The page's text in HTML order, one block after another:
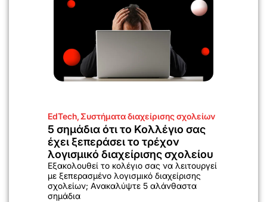
EdTech,Συστήματα διαχείρισης σχολείων
5 σημάδια ότι το Κολλέγιο σας
έχει ξεπεράσει το τρέχον
λογισμικό διαχείρισης σχολείου
Εξακολουθεί το κολέγιο σας να λειτουργεί
με ξεπερασμένο λογισμικό διαχείρισης
σχολείων; Ανακαλύψτε 5 αλάνθαστα
σημάδια